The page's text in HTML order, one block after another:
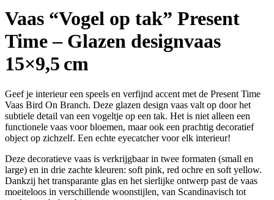
Vaas “Vogel op tak” Present
Time – Glazen designvaas
15×9,5 cm
Geef je interieur een speels en verfijnd accent met de Present Time
Vaas Bird On Branch. Deze glazen design vaas valt op door het
subtiele detail van een vogeltje op een tak. Het is niet alleen een
functionele vaas voor bloemen, maar ook een prachtig decoratief
object op zichzelf. Een echte eyecatcher voor elk interieur!
Deze decoratieve vaas is verkrijgbaar in twee formaten (small en
large) en in drie zachte kleuren: soft pink, red ochre en soft yellow.
Dankzij het transparante glas en het sierlijke ontwerp past de vaas
moeiteloos in verschillende woonstijlen, van Scandinavisch tot